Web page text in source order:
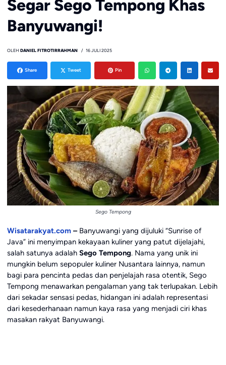
Segar Sego Tempong Khas
Banyuwangi!
OLEH DANIEL FITROTIRRAHMAN 16 JULI 2025
Share Tweet Pin
Sego Tempong
Wisatarakyat.com– Banyuwangi yang dijuluki “Sunrise of
Java” ini menyimpan kekayaan kuliner yang patut dijelajahi,
salah satunya adalah Sego Tempong. Nama yang unik ini
mungkin belum sepopuler kuliner Nusantara lainnya, namun
bagi para pencinta pedas dan penjelajah rasa otentik, Sego
Tempong menawarkan pengalaman yang tak terlupakan. Lebih
dari sekadar sensasi pedas, hidangan ini adalah representasi
dari kesederhanaan namun kaya rasa yang menjadi ciri khas
masakan rakyat Banyuwangi.